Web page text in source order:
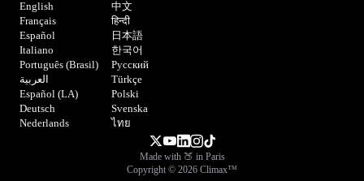
English
Français
Español
Italiano
Português (Brasil)
العربية
Español (LA)
Deutsch
Nederlands
中文
हिन्दी
日本語
한국어
Русский
Türkçe
Polski
Svenska
ไทย
Made with 🍑 in Paris
Copyright © 2026 Climax™